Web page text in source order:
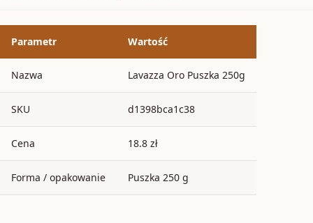
Parametr Wartość
Nazwa Lavazza Oro Puszka 250g
SKU d1398bca1c38
Cena 18.8 zł
Forma / opakowanie Puszka 250 g